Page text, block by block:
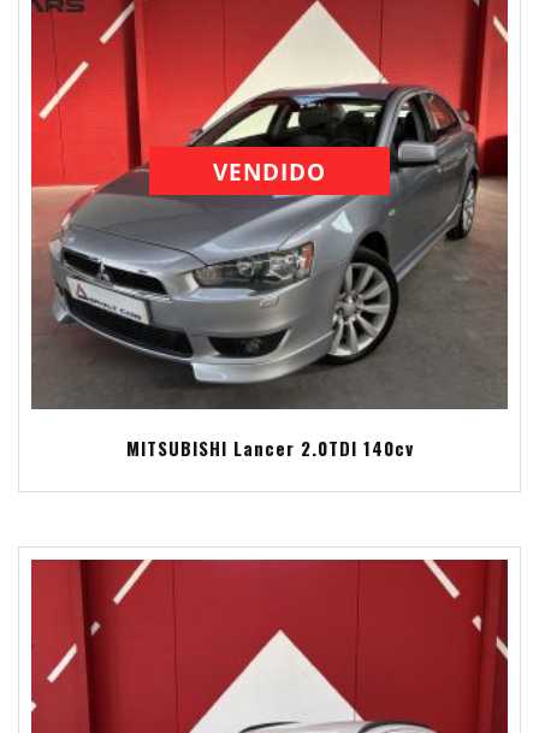
VENDIDO
MITSUBISHI Lancer 2.0TDI 140cv